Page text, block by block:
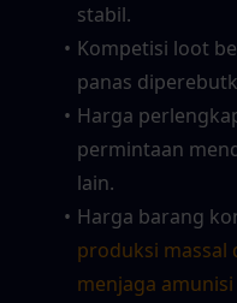
stabil.
Kompetisi loot
panas
Harga
permintaan
lain.
Harga barang
produksi massal
menjaga